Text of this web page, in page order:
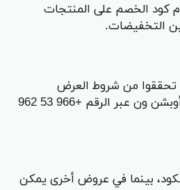
كود الخصم على المنتجات
التخفيضات.
تحققوا من شروط العرض
وصلاحيته. إذا استمرت المشكلة، يمكنكم التواصل مع خدمة عملاء أوبشن ون عبر الرقم +966 53 962
بينما في عروض أخرى يمكن